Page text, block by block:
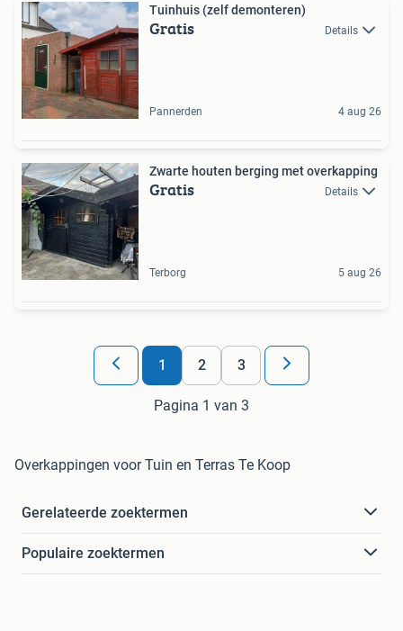
Tuinhuis (zelf demonteren)
Gratis Details
Pannerden 4 aug 26
Zwarte houten berging met overkapping
Gratis Details
Terborg 5 aug 26
1 2 3
Pagina 1 van 3
Overkappingen voor Tuin en Terras Te Koop
Gerelateerde zoektermen
Populaire zoektermen